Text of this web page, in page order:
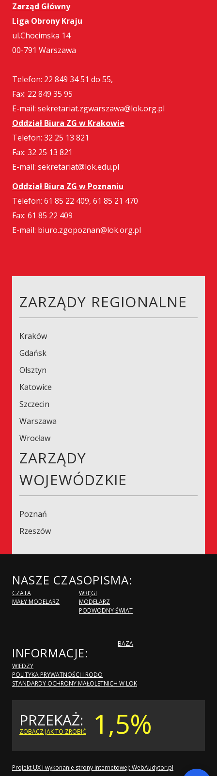
Zarząd Główny
Liga Obrony Kraju
ul.Chocimska 14
00-791 Warszawa
Telefon: 22 849 34 51 do 55,
Fax: 22 849 35 95
E-mail: sekretariat.zgwarszawa@lok.org.pl
Oddział Biura ZG w Krakowie
Telefon: 32 25 13 821
Fax: 32 25 13 821
E-mail: sekretariat@lok.edu.pl
Oddział Biura ZG w Poznaniu
Telefon: 61 85 22 409, 61 85 21 470
Fax: 61 85 22 409
E-mail: biuro.zgopoznan@lok.org.pl
ZARZĄDY REGIONALNE
Kraków
Gdańsk
Olsztyn
Katowice
Szczecin
Warszawa
Wrocław
ZARZĄDY
WOJEWÓDZKIE
Poznań
Rzeszów
NASZE CZASOPISMA:
CZATA
MAŁY MODELARZ
WRĘGI
MODELARZ
PODWODNY ŚWIAT
INFORMACJE:
BAZA
WIEDZY
POLITYKA PRYWATNOŚCI I RODO
STANDARDY OCHRONY MAŁOLETNICH W LOK
PRZEKAŻ:
ZOBACZ JAK TO ZROBIĆ 1,5%
Projekt UX i wykonanie strony internetowej: WebAudytor.pl